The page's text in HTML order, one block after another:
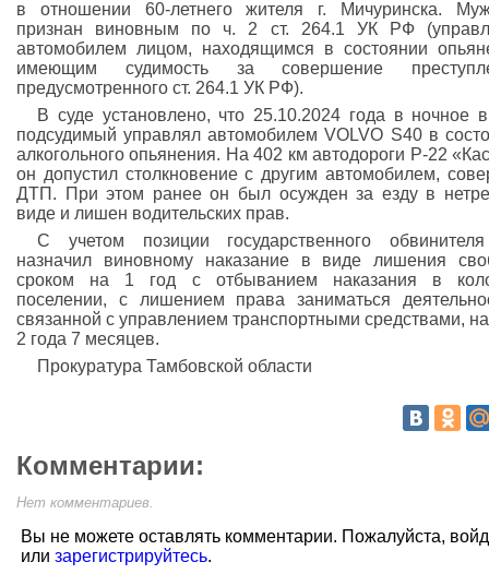
в отношении 60-летнего жителя г. Мичуринска.
признан виновным по ч. 2 ст. 264.1 УК РФ
автомобилем лицом, находящимся в состоянии
имеющим судимость за совершение
предусмотренного ст. 264.1 УК РФ).
В суде установлено, что 25.10.2024 года в ночное
подсудимый управлял автомобилем VOLVO S40 в
алкогольного опьянения. На 402 км автодороги Р-22
он допустил столкновение с другим автомобилем,
ДТП. При этом ранее он был осужден за езду в
виде и лишен водительских прав.
С учетом позиции государственного
назначил виновному наказание в виде лишения
сроком на 1 год с отбыванием наказания в
поселении, с лишением права заниматься
связанной с управлением транспортными средствами,
2 года 7 месяцев.
Прокуратура Тамбовской области
Комментарии:
Нет комментариев.
Вы не можете оставлять комментарии. Пожалуйста,
или зарегистрируйтесь.